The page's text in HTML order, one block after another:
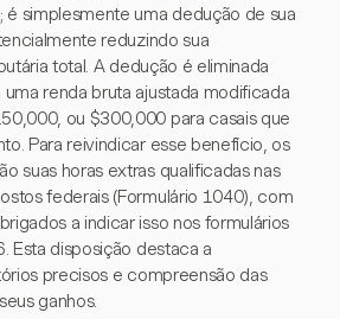
é simplesmente uma dedução de sua
reduzindo sua
total. A dedução é eliminada
renda bruta ajustada modificada
ou $300,000 para casais que
Para reivindicar esse benefício, os
suas horas extras qualificadas nas
federais (Formulário 1040), com
a indicar isso nos formulários
Esta disposição destaca a
precisos e compreensão das
ganhos.